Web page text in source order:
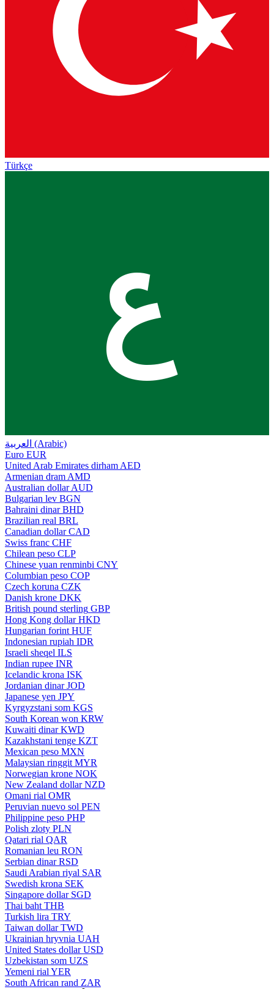
Türkçe
ع
العربية (Arabic)
Euro EUR
United Arab Emirates dirham AED
Armenian dram AMD
Australian dollar AUD
Bulgarian lev BGN
Bahraini dinar BHD
Brazilian real BRL
Canadian dollar CAD
Swiss franc CHF
Chilean peso CLP
Chinese yuan renminbi CNY
Columbian peso COP
Czech koruna CZK
Danish krone DKK
British pound sterling GBP
Hong Kong dollar HKD
Hungarian forint HUF
Indonesian rupiah IDR
Israeli sheqel ILS
Indian rupee INR
Icelandic krona ISK
Jordanian dinar JOD
Japanese yen JPY
Kyrgyzstani som KGS
South Korean won KRW
Kuwaiti dinar KWD
Kazakhstani tenge KZT
Mexican peso MXN
Malaysian ringgit MYR
Norwegian krone NOK
New Zealand dollar NZD
Omani rial OMR
Peruvian nuevo sol PEN
Philippine peso PHP
Polish zloty PLN
Qatari rial QAR
Romanian leu RON
Serbian dinar RSD
Saudi Arabian riyal SAR
Swedish krona SEK
Singapore dollar SGD
Thai baht THB
Turkish lira TRY
Taiwan dollar TWD
Ukrainian hryvnia UAH
United States dollar USD
Uzbekistan som UZS
Yemeni rial YER
South African rand ZAR